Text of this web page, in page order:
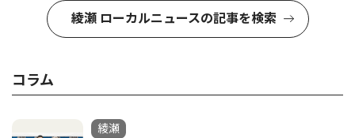
綾瀬 ローカルニュースの記事を検索
コラム
綾瀬